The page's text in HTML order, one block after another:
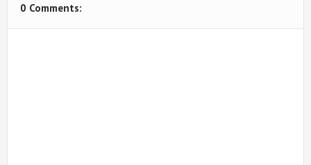
0 Comments: